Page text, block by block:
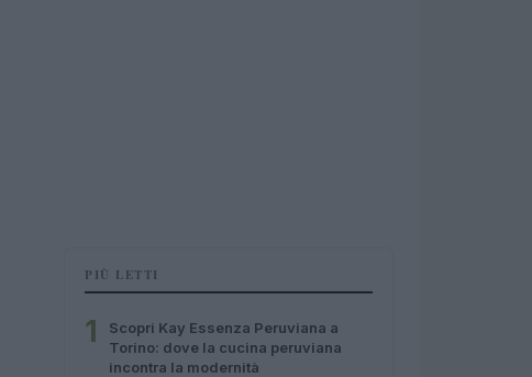
PIÙ LETTI
1
Scopri Kay Essenza Peruviana a
Torino: dove la cucina peruviana
incontra la modernità